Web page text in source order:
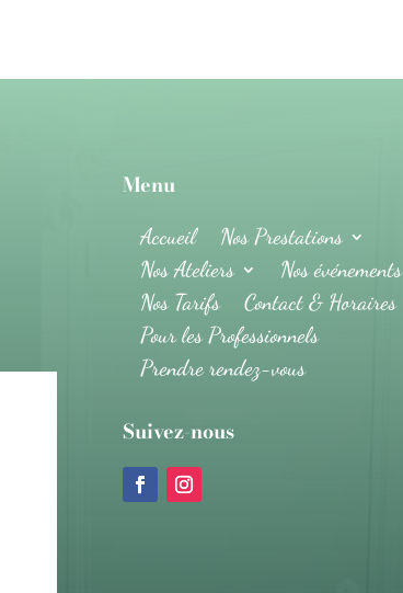
Menu
Accueil
Nos Prestations
Nos Ateliers
Nos événements
Nos Tarifs
Contact & Horaires
Pour les Professionnels
Prendre rendez-vous
Suivez-nous